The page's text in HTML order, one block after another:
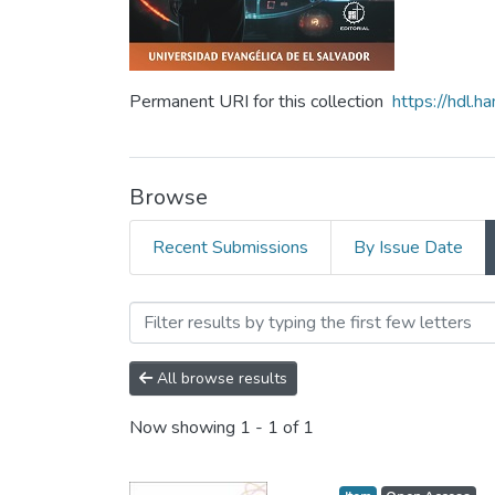
Permanent URI for this collection https://
Browse
Recent Submissions By Issue Date
Browsing Revista
All browse results
Now showing 1 - 1 of 1